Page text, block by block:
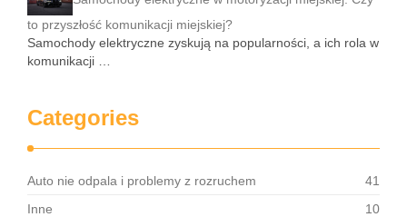
to przyszłość komunikacji miejskiej?
Samochody elektryczne zyskują na popularności, a ich rola w
komunikacji …
Categories
Auto nie odpala i problemy z rozruchem
41
Inne
10